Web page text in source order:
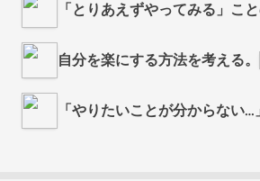
「とりあえずやってみる」こ
自分を楽にする方法を考える。
「やりたいことが分からない…